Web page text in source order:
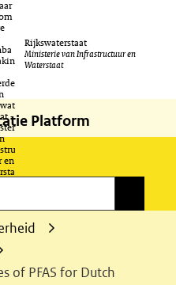
naar
de
inhoud
Rijkswaterstaat
Ministerie van Infrastructuur en
Waterstaat
Platform
of PFAS for Dutch